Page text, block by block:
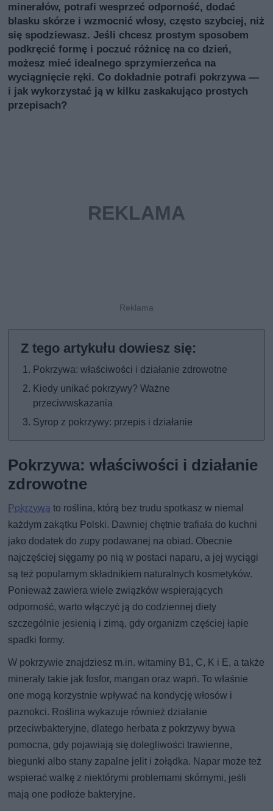
minerałów, potrafi wesprzeć odporność, dodać
blasku skórze i wzmocnić włosy, często szybciej, niż
się spodziewasz. Jeśli chcesz prostym sposobem
podkręcić formę i poczuć różnicę na co dzień,
możesz mieć idealnego sprzymierzeńca na
wyciągnięcie ręki. Co dokładnie potrafi pokrzywa —
i jak wykorzystać ją w kilku zaskakująco prostych
przepisach?
Pokrzywa: właściwości i działanie zdrowotne
Kiedy unikać pokrzywy? Ważne
przeciwwskazania
Syrop z pokrzywy: przepis i działanie
Pokrzywa: właściwości i działanie
zdrowotne
Pokrzywa to roślina, którą bez trudu spotkasz w niemal
każdym zakątku Polski. Dawniej chętnie trafiała do kuchni
jako dodatek do zupy podawanej na obiad. Obecnie
najczęściej sięgamy po nią w postaci naparu, a jej wyciągi
są też popularnym składnikiem naturalnych kosmetyków.
Ponieważ zawiera wiele związków wspierających
odporność, warto włączyć ją do codziennej diety
szczególnie jesienią i zimą, gdy organizm częściej łapie
spadki formy.
W pokrzywie znajdziesz m.in. witaminy B1, C, K i E, a także
minerały takie jak fosfor, mangan oraz wapń. To właśnie
one mogą korzystnie wpływać na kondycję włosów i
paznokci. Roślina wykazuje również działanie
przeciwbakteryjne, dlatego herbata z pokrzywy bywa
pomocna, gdy pojawiają się dolegliwości trawienne,
biegunki albo stany zapalne jelit i żołądka. Napar może też
wspierać walkę z niektórymi problemami skórnymi, jeśli
mają one podłoże bakteryjne.